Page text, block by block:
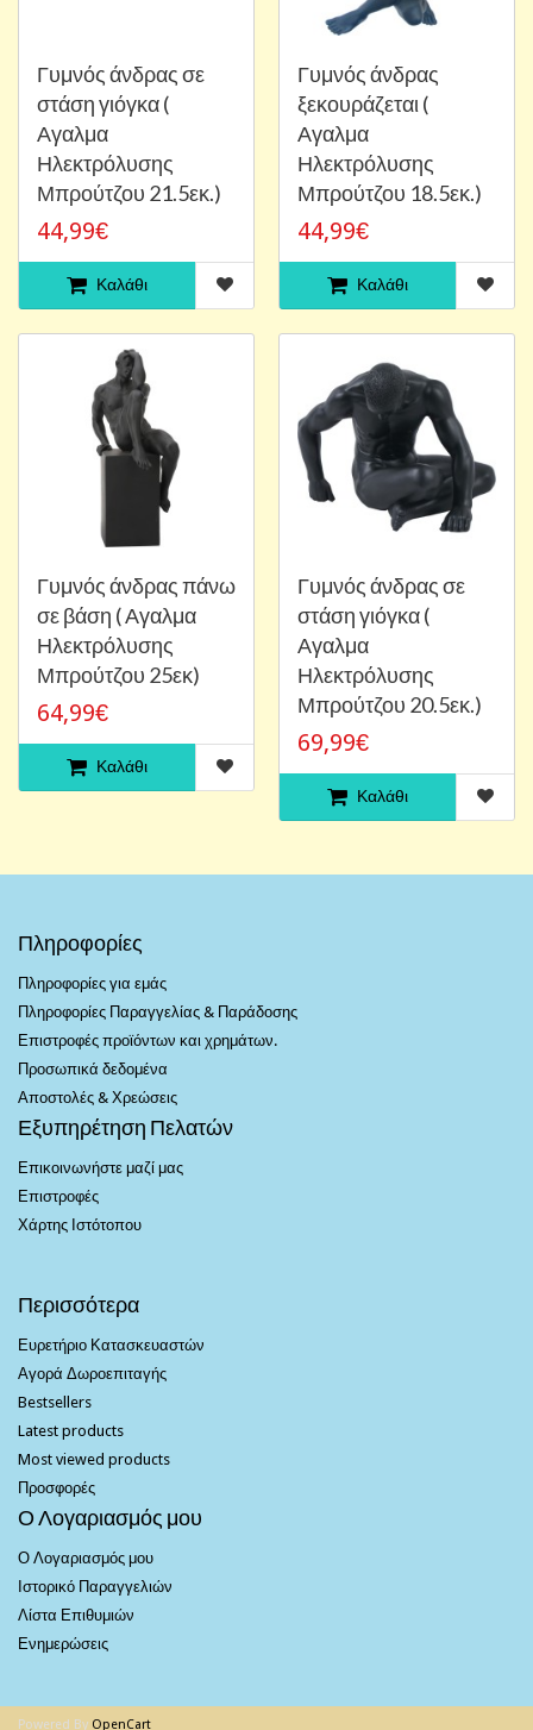
Γυμνός άνδρας σε
στάση γιόγκα (
Αγαλμα
Ηλεκτρόλυσης
Μπρούτζου 21.5εκ.)
44,99€
Καλάθι
Γυμνός άνδρας
ξεκουράζεται (
Αγαλμα
Ηλεκτρόλυσης
Μπρούτζου 18.5εκ.)
44,99€
Καλάθι
Γυμνός άνδρας πάνω
σε βάση ( Αγαλμα
Ηλεκτρόλυσης
Μπρούτζου 25εκ)
64,99€
Καλάθι
Γυμνός άνδρας σε
στάση γιόγκα (
Αγαλμα
Ηλεκτρόλυσης
Μπρούτζου 20.5εκ.)
69,99€
Καλάθι
Πληροφορίες
Πληροφορίες για εμάς
Πληροφορίες Παραγγελίας & Παράδοσης
Επιστροφές προϊόντων και χρημάτων.
Προσωπικά δεδομένα
Αποστολές & Χρεώσεις
Εξυπηρέτηση Πελατών
Επικοινωνήστε μαζί μας
Επιστροφές
Χάρτης Ιστότοπου
Περισσότερα
Ευρετήριο Κατασκευαστών
Αγορά Δωροεπιταγής
Bestsellers
Latest products
Most viewed products
Προσφορές
Ο Λογαριασμός μου
Ο Λογαριασμός μου
Ιστορικό Παραγγελιών
Λίστα Επιθυμιών
Ενημερώσεις
Powered By OpenCart